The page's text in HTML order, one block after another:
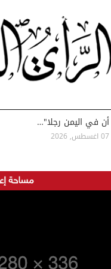
في اليمن رجلا"…
07 اغسطس, 2026